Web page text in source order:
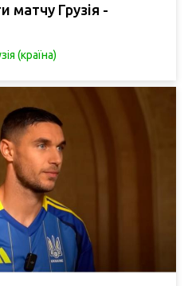
матчу Грузія -
(країна)